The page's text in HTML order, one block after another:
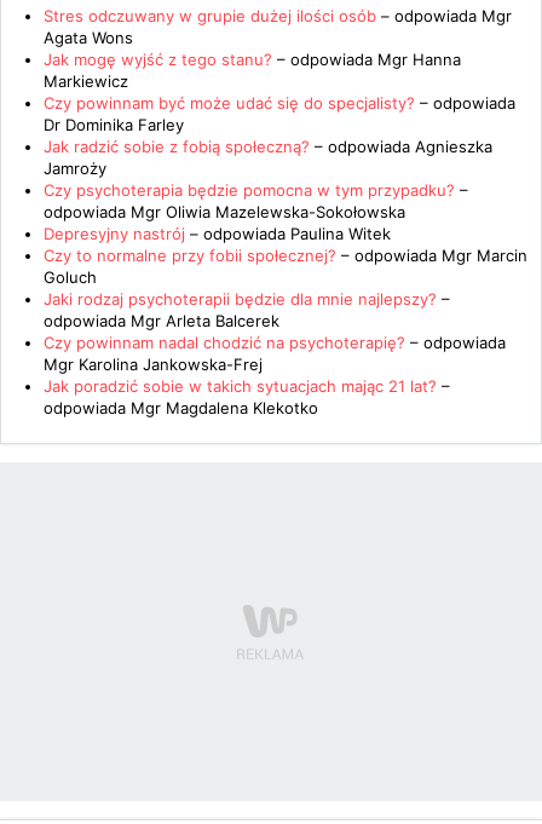
Stres odczuwany w grupie dużej ilości osób – odpowiada Mgr
Agata Wons
Jak mogę wyjść z tego stanu? – odpowiada Mgr Hanna
Markiewicz
Czy powinnam być może udać się do specjalisty? – odpowiada
Dr Dominika Farley
Jak radzić sobie z fobią społeczną? – odpowiada Agnieszka
Jamroży
Czy psychoterapia będzie pomocna w tym przypadku? –
odpowiada Mgr Oliwia Mazelewska-Sokołowska
Depresyjny nastrój – odpowiada Paulina Witek
Czy to normalne przy fobii społecznej? – odpowiada Mgr Marcin
Goluch
Jaki rodzaj psychoterapii będzie dla mnie najlepszy? –
odpowiada Mgr Arleta Balcerek
Czy powinnam nadal chodzić na psychoterapię? – odpowiada
Mgr Karolina Jankowska-Frej
Jak poradzić sobie w takich sytuacjach mając 21 lat? –
odpowiada Mgr Magdalena Klekotko